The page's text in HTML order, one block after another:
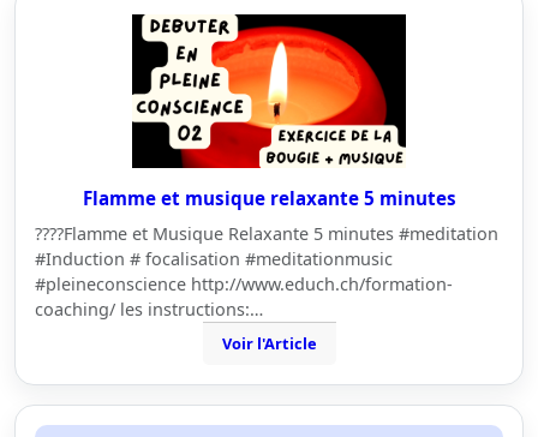
Flamme et musique relaxante 5 minutes
????Flamme et Musique Relaxante 5 minutes #meditation
#Induction # focalisation #meditationmusic
#pleineconscience http://www.educh.ch/formation-
coaching/ les instructions:…
Voir l'Article